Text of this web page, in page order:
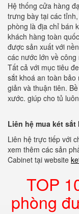
Hệ thống cửa hàng
trưng bày tại các
phòng là địa chỉ bán
khách hàng toàn
được sản xuất với
các nước lớn về
Tất cả với mục tiêu
sắt khoá an toàn
giản và thuận tiên.
xước. giúp cho tủ
Liên hệ mua két
Liên hệ trực tiếp với
xem thêm các sản
Cabinet tại website
TOP
phòng